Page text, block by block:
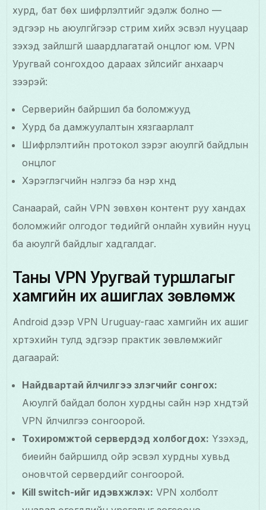
хурд, бат бөх шифрлэлтийг эдэлж болно —
эдгээр нь аюулгүйгээр стрим хийх эсвэл нууцаар
үзэхэд зайлшгүй шаардлагатай онцлог юм. VPN
Уругвай сонгохдоо дараах зүйлсийг анхаарч
үзээрэй:
Серверийн байршил ба боломжууд
Хурд ба дамжуулалтын хязгаарлалт
Шифрлэлтийн протокол зэрэг аюулгүй байдлын
онцлог
Хэрэглэгчийн үнэлгээ ба нэр хүнд
Санаарай, сайн VPN зөвхөн контент руу хандах
боломжийг олгодог төдийгүй онлайн хувийн нууц
ба аюулгүй байдлыг хадгалдаг.
Таны VPN Уругвай туршлагыг
хамгийн их ашиглах зөвлөмж
Android дээр VPN Uruguay-гаас хамгийн их ашиг
хүртэхийн тулд эдгээр практик зөвлөмжийг
дагаарай:
Найдвартай үйлчилгээ үзүүлэгчийг сонгох:
Аюулгүй байдал болон хурдны сайн нэр хүндтэй
VPN үйлчилгээ сонгоорой.
Тохиромжтой серверүүдэд холбогдох: Үзэхэд,
биеийн байршилд ойр эсвэл хурдны хувьд
оновчтой серверүүдийг сонгоорой.
Kill switch-ийг идэвхжүүлэх: VPN холболт